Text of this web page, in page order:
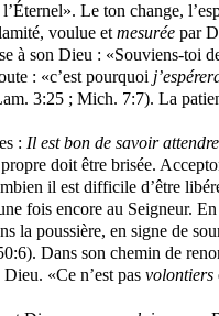
Le ton change,
voulue et mesurée par
à son Dieu : «Souviens-toi
: «c’est pourquoi
3:25 ; Mich. 7:7). La
: Il est bon de savoir attendre
doit être brisée.
il est difficile d’être
fois encore au Seigneur.
la poussière, en signe de
Dans son chemin de
«Ce n’est pas volontiers